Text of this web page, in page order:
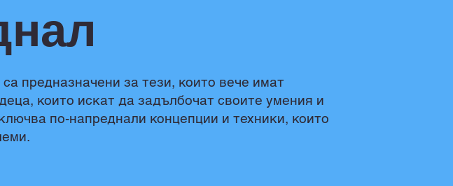
предназначени за тези, които вече имат
които искат да задълбочат своите умения и
по-напреднали концепции и техники, които